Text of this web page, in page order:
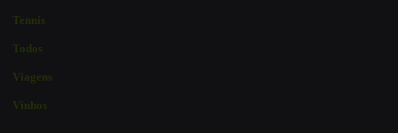
Tennis
Todos
Viagens
Vinhos